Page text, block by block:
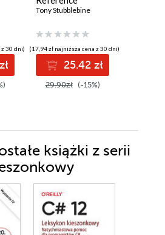
z 30 dni)
Tony Stubblebine
(17,94 zł najniższa cena z 30 dni)
25.42 zł
29.90zł (-15%)
książki z serii